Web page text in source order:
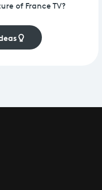
of France TV?